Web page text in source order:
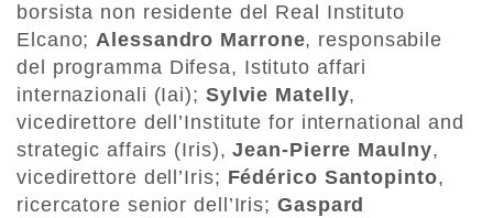
borsista non residente del Real Instituto
Elcano;Alessandro Marrone, responsabile
del programma Difesa, Istituto affari
internazionali (Iai); Sylvie Matelly,
vicedirettore dell’Institute for international and
strategic affairs (Iris),Jean-Pierre Maulny,
vicedirettore dell’Iris; Fédérico Santopinto,
ricercatore senior dell’Iris; Gaspard